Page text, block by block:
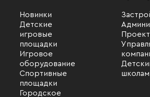
Новинки
Детские
игровые
площадки
Игровое
оборудование
Спортивные
площадки
Городское
школам
Файлы cookie
Мы используем файлы cookie для
взаимодействия с пользователями и
Продолжая просмотр страниц нашего
принимаете условия
персональных данных